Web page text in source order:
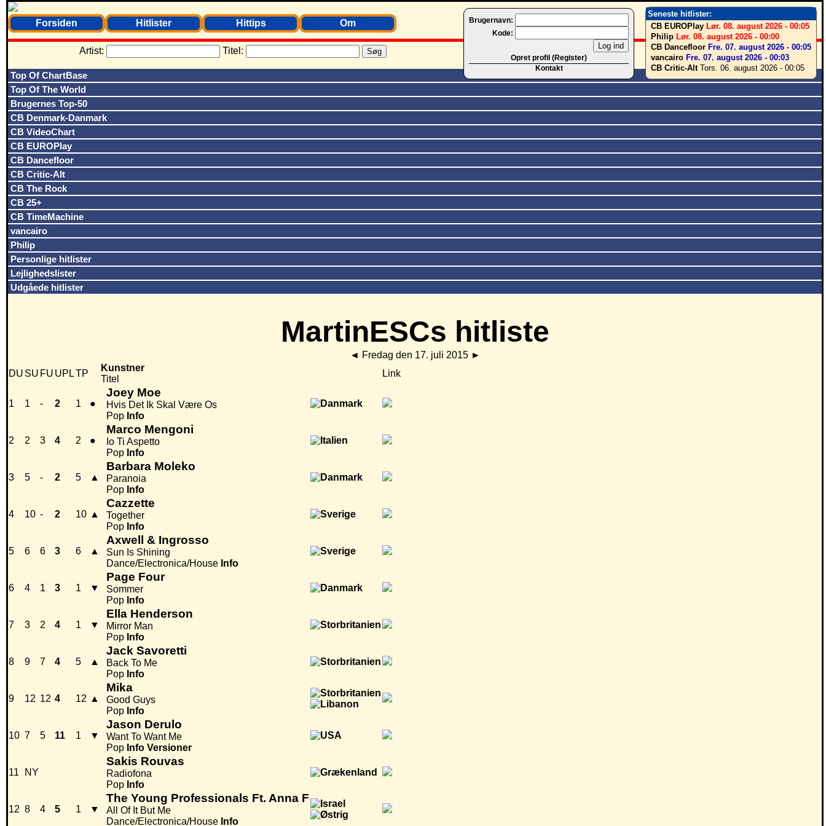
Seneste hitlister:
CB EUROPlay Lør. 08. august 2026 - 00:05
Philip Lør. 08. august 2026 - 00:00
CB Dancefloor Fre. 07. august 2026 - 00:05
vancairo Fre. 07. august 2026 - 00:03
CB Critic-AltTors. 06. august 2026 - 00:05
Brugernavn:
Kode:
Opret profil (Register)
Kontakt
Forsiden Hitlister Hittips Om
Artist: Titel:
Top Of ChartBase
Top Of The World
Brugernes Top-50
CB Denmark-Danmark
CB VideoChart
CB EUROPlay
CB Dancefloor
CB Critic-Alt
CB The Rock
CB 25+
CB TimeMachine
vancairo
Philip
Personlige hitlister
Lejlighedslister
Udgåede hitlister
MartinESCs hitliste
◄ Fredag den 17. juli 2015 ►
DU SU FU UPLTP
Kunstner
Titel
Link
1 1 - 2 1 ●
Joey Moe
Hvis Det Ik Skal Være Os
Pop Info
2 2 3 4 2 ●
Marco Mengoni
Io Ti Aspetto
Pop Info
3 5 - 2 5 ▲
Barbara Moleko
Paranoia
Pop Info
4 10 - 2 10 ▲
Cazzette
Together
Pop Info
5 6 6 3 6 ▲
Axwell & Ingrosso
Sun Is Shining
Dance/Electronica/House Info
6 4 1 3 1 ▼
Page Four
Sommer
Pop Info
7 3 2 4 1 ▼
Ella Henderson
Mirror Man
Pop Info
8 9 7 4 5 ▲
Jack Savoretti
Back To Me
Pop Info
9 12 12 4 12 ▲
Mika
Good Guys
Pop Info
10 7 5 11 1 ▼
Jason Derulo
Want To Want Me
Pop Info Versioner
11 NY
Sakis Rouvas
Radiofona
Pop Info
12 8 4 5 1 ▼
The Young Professionals Ft. Anna F
All Of It But Me
Dance/Electronica/House Info